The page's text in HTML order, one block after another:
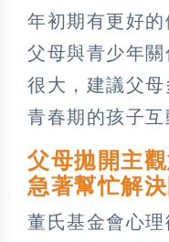
年初期有更好
父母與青少年
很大，建議父
青春期的孩子互
父母拋開主
急著幫忙解
董氏基金會心